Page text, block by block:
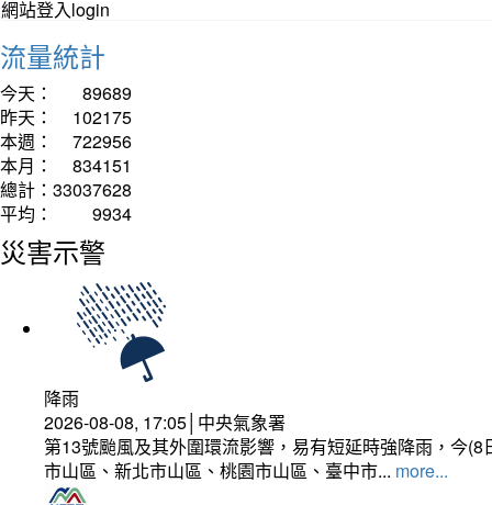
網站登入login
流量統計
今天：
89689
昨天：
102175
本週：
722956
本月：
834151
總計： 33037628
平均：
9934
災害示警
降雨
2026-08-08, 17:05│中央氣象署
第13號颱風及其外圍環流影響，易有短延時強降雨，今
市山區、新北市山區、桃園市山區、臺中市... more...